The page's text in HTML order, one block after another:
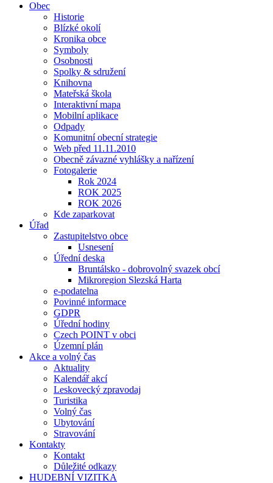
Obec
Historie
Blízké okolí
Kronika obce
Symboly
Osobnosti
Spolky & sdružení
Knihovna
Mateřská škola
Interaktivní mapa
Mobilní aplikace
Odpady
Komunitní obecní strategie
Web před 11.11.2010
Obecně závazné vyhlášky a nařízení
Fotogalerie
Rok 2024
ROK 2025
ROK 2026
Kde zaparkovat
Úřad
Zastupitelstvo obce
Usnesení
Úřední deska
Bruntálsko - dobrovolný svazek obcí
Mikroregion Slezská Harta
e-podatelna
Povinné informace
GDPR
Úřední hodiny
Czech POINT v obci
Územní plán
Akce a volný čas
Aktuality
Kalendář akcí
Leskovecký zpravodaj
Turistika
Volný čas
Ubytování
Stravování
Kontakty
Kontakt
Důležité odkazy
HUDEBNÍ VIZITKA